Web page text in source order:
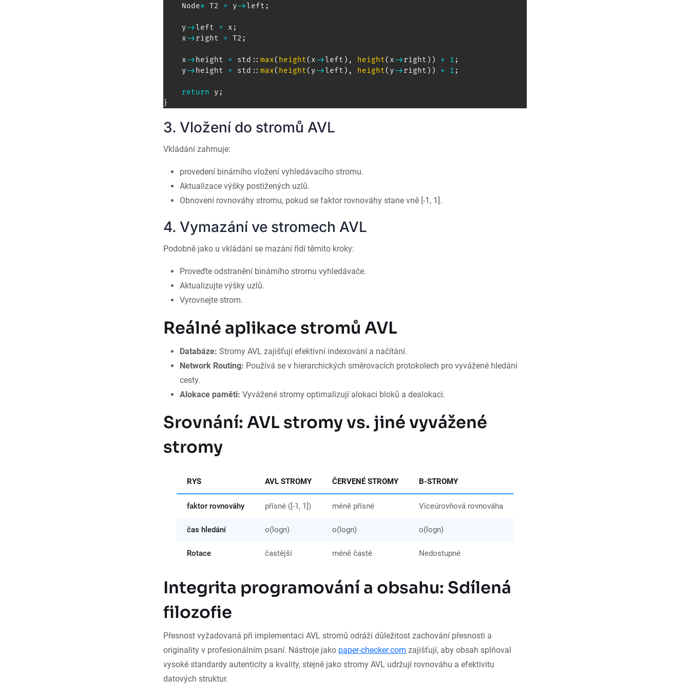
    Node
* T2 = y->left ;
    y
->left = x ;
    x
->right = T2 ;
    x
-> height = std :: max( height( x->left ) , height( x->right ) ) + 1 ;
    y
-> height = std :: max( height( y->left ) , height( y->right ) ) + 1 ;
return y ;
}
3. Vložení do stromů AVL
Vkládání zahrnuje:
provedení binárního vložení vyhledávacího stromu.
Aktualizace výšky postižených uzlů.
Obnovení rovnováhy stromu, pokud se faktor rovnováhy stane vně [-1, 1].
4. Vymazání ve stromech AVL
Podobně jako u vkládání se mazání řídí těmito kroky:
Proveďte odstranění binárního stromu vyhledávače.
Aktualizujte výšky uzlů.
Vyrovnejte strom.
Reálné aplikace stromů AVL
Databáze: Stromy AVL zajišťují efektivní indexování a načítání.
Network Routing: Používá se v hierarchických směrovacích protokolech pro vyvážené hledání
cesty.
Alokace paměti: Vyvážené stromy optimalizují alokaci bloků a dealokaci.
Srovnání: AVL stromy vs. jiné vyvážené
stromy
RYS AVL STROMY ČERVENÉ STROMY B-STROMY
faktor rovnováhy přísné ([-1, 1]) méně přísné Víceúrovňová rovnováha
čas hledání o(log⁡n) o(log⁡n) o(log⁡n)
Rotace častější méně časté Nedostupné
Integrita programování a obsahu: Sdílená
filozofie
Přesnost vyžadovaná při implementaci AVL stromů odráží důležitost zachování přesnosti a
originality v profesionálním psaní. Nástroje jako paper-checker.com zajišťují, aby obsah splňoval
vysoké standardy autenticity a kvality, stejně jako stromy AVL udržují rovnováhu a efektivitu
datových struktur.